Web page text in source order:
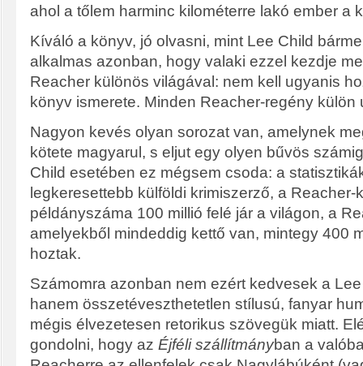
ahol a tőlem harminc kilométerre lakó ember a
Kíváló a könyv, jó olvasni, mint Lee Child
alkalmas azonban, hogy valaki ezzel kezdje
Reacher különös világával: nem kell ugyanis
könyv ismerete. Minden Reacher-regény külön
Nagyon kevés olyan sorozat van, amelynek
kötete magyarul, s eljut egy olyen bűvös
Child esetében ez mégsem csoda: a
legkeresettebb külföldi krimiszerző, a Reacher-
példányszáma 100 millió felé jár a világon, a
amelyekből mindeddig kettő van, mintegy 400
hoztak.
Számomra azonban nem ezért kedvesek a
hanem összetéveszthetetlen stílusú, fanyar
mégis élvezetesen retorikus szövegük miatt.
gondolni, hogy az Éjféli szállítmányban a